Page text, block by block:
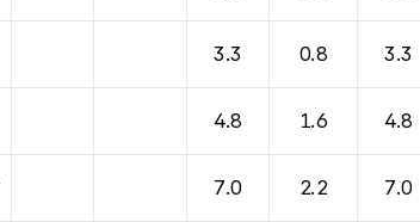
3.3 0.8 3.3
4.8 1.6 4.8
7.0 2.2 7.0